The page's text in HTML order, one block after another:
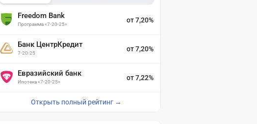
Freedom Bank
Программа «7-20-25»
от 7,20%
Банк ЦентрКредит
7-20-25
от 7,20%
Евразийский банк
Ипотека «7-20-25»
от 7,22%
Открыть полный рейтинг →